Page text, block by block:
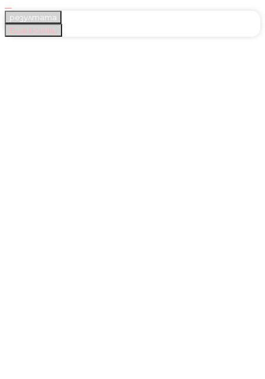
резултата
Виж всички